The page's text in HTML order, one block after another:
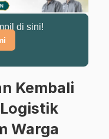
di sini!
Kembali
Warga